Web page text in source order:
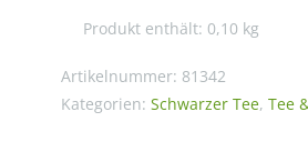
Geschmack
Menge
Produkt enthält: 0,10 kg
Artikelnummer: 81342
Kategorien: Schwarzer Tee, Tee